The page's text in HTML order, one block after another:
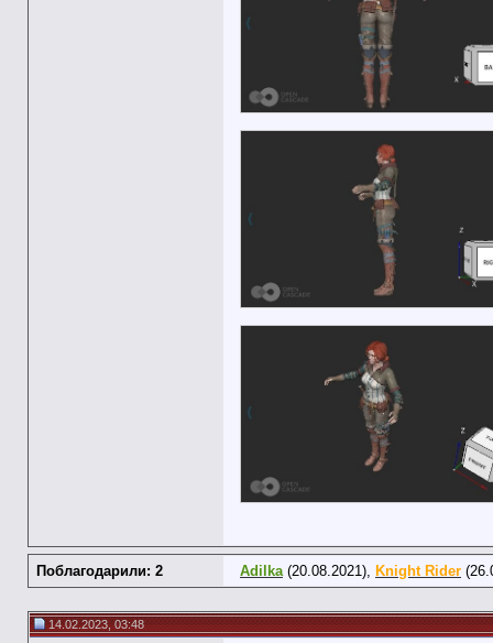
Поблагодарили: 2 Adilka(20.08.2021), Knight Rider
14.02.2023, 03:48